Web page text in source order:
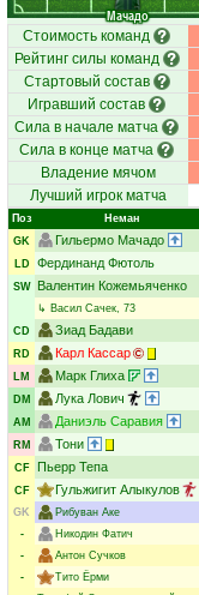
Мачадо
Стоимость команд
Рейтинг силы команд
Стартовый состав
Игравший состав
Сила в начале матча
Сила в конце матча
Владение мячом
Лучший игрок матча
Поз Неман
GK
Гильермо Мачадо
LD
Фердинанд Фютоль
SW
Валентин Кожемьяченко
↳ Васил Сачек, 73
CD
Зиад Бадави
RD
Карл Кассар
LM
Марк Глиха
DM
Лука Лович
AM
Даниэль Саравия
RM
Тони
CF
Пьерр Тепа
CF
Гульжигит Алыкулов
GK
Рибуван Аке
-
Никодин Фатич
-
Антон Сучков
-
Тито Ёрми